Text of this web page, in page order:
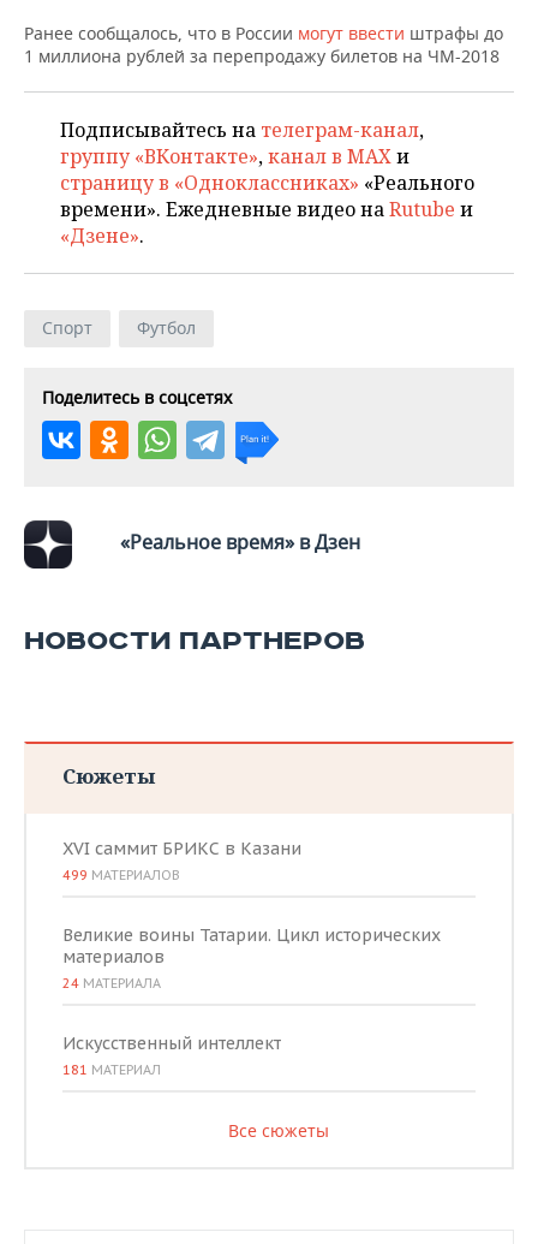
Ранее сообщалось, что в России могут ввести штрафы до
1 миллиона рублей за перепродажу билетов на ЧМ-2018
Подписывайтесь на телеграм-канал,
группу «ВКонтакте»,канал в MAXи
страницу в «Одноклассниках» «Реального
времени». Ежедневные видео наRutube и
«Дзене».
Спорт Футбол
Поделитесь в соцсетях
«Реальное время» в Дзен
НОВОСТИ ПАРТНЕРОВ
Сюжеты
XVI саммит БРИКС в Казани
499 МАТЕРИАЛОВ
Великие воины Татарии. Цикл исторических
материалов
24 МАТЕРИАЛА
Искусственный интеллект
181 МАТЕРИАЛ
Все сюжеты